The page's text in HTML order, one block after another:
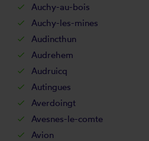
Auchy-au-bois
Auchy-les-mines
Audincthun
Audrehem
Audruicq
Autingues
Averdoingt
Avesnes-le-comte
Avion